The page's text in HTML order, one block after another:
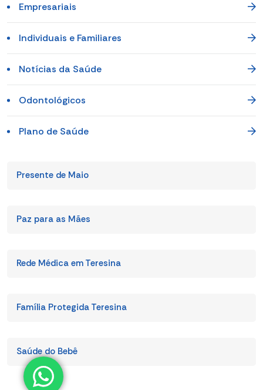
Empresariais
Individuais e Familiares
Notícias da Saúde
Odontológicos
Plano de Saúde
Presente de Maio
Paz para as Mães
Rede Médica em Teresina
Família Protegida Teresina
Saúde do Bebê